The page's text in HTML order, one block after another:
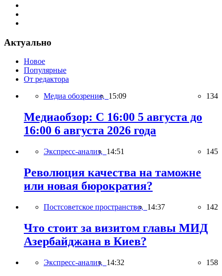
Актуально
Новое
Популярные
От редактора
Медиа обозрение, 15:09 134
Медиаобзор: С 16:00 5 августа до
16:00 6 августа 2026 года
Экспресс-анализ, 14:51 145
Революция качества на таможне
или новая бюрократия?
Постсоветское пространство, 14:37 142
Что стоит за визитом главы МИД
Азербайджана в Киев?
Экспресс-анализ, 14:32 158